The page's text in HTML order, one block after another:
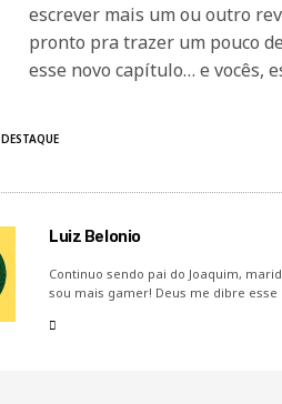
escrever mais um ou outro
pronto pra trazer um pouco
esse novo capítulo… e vocês,
DESTAQUE
Luiz Belonio
Continuo sendo pai do Joaquim,
sou mais gamer! Deus me dibre